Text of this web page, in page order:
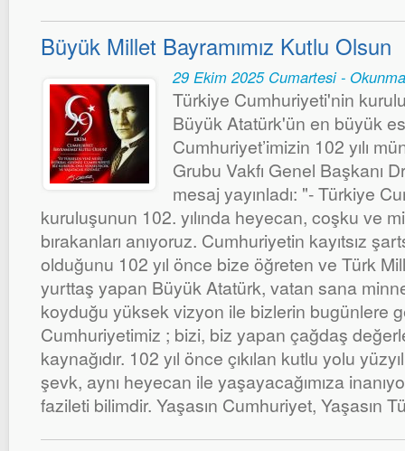
Büyük Millet Bayramımız Kutlu Olsun
29 Ekim 2025 Cumartesi -
Türkiye Cumhuriyeti'nin
Büyük Atatürk'ün en büyük
Cumhuriyet’imizin 102 yılı
Grubu Vakfı Genel Başkanı
mesaj yayınladı: "- Türkiye
kuruluşunun 102. yılında heyecan, coşku ve
bırakanları anıyoruz. Cumhuriyetin kayıtsız
olduğunu 102 yıl önce bize öğreten ve Türk
yurttaş yapan Büyük Atatürk, vatan sana
koyduğu yüksek vizyon ile bizlerin bugünlere
Cumhuriyetimiz ; bizi, biz yapan çağdaş
kaynağıdır. 102 yıl önce çıkılan kutlu yolu
şevk, aynı heyecan ile yaşayacağımıza
fazileti bilimdir. Yaşasın Cumhuriyet, Yaşasın